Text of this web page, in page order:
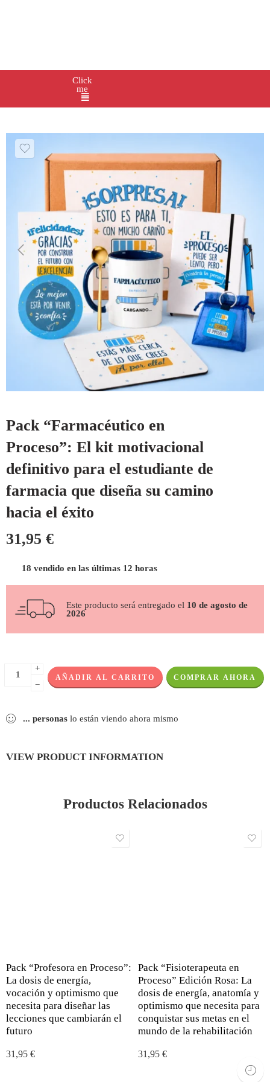
Click
me
Pack “Farmacéutico en
Proceso”: El kit motivacional
definitivo para el estudiante de
farmacia que diseña su camino
hacia el éxito
31,95 €
18 vendido en las últimas 12 horas
Este producto será entregado el 10 de agosto de
2026
+
−
AÑADIR AL CARRITO COMPRAR AHORA
... personas lo están viendo ahora mismo
VIEW PRODUCT INFORMATION
Productos Relacionados
Pack “Profesora en Proceso”:
La dosis de energía,
vocación y optimismo que
necesita para diseñar las
lecciones que cambiarán el
futuro
31,95 €
Pack “Fisioterapeuta en
Proceso” Edición Rosa: La
dosis de energía, anatomía y
optimismo que necesita para
conquistar sus metas en el
mundo de la rehabilitación
31,95 €